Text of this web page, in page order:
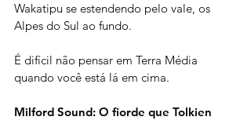
Wakatipu se estendendo pelo vale, os
Alpes do Sul ao fundo.
É difícil não pensar em Terra Média
quando você está lá em cima.
Milford Sound: O fiorde que Tolkien